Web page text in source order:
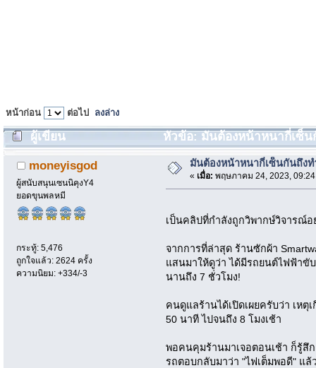
หน้าก่อน ต่อไป ลงล่าง
ผู้เขียน หัวข้อ: มันต้องหน้าหนากี่เซ็น
moneyisgod
ผู้สนับสนุนเซนนิคุงY4
ยอดขุนพลหมี
กระทู้: 5,476
ถูกใจแล้ว: 2624 ครั้ง
ความนิยม: +334/-3
มันต้องหน้าหนากี่เซ็นกันถึงท
« เมื่อ: พฤษภาคม 24, 2023,
เป็นคลิปที่กำลังถูกวิพากษ์วิจารณ์
จากการที่ล่าสุด ร้านซักผ้า
แสนมาให้ดูว่า ได้มีรถยนต์ไฟฟ้าขั
นานถึง 7 ชั่วโมง!
คนดูแลร้านได้เปิดเผยครับว่า เหตุ
50 นาที ไปจนถึง 8 โมงเช้า
พอคนคุมร้านมาเจอตอนเช้า ก็รู้สึก
รถตอบกลับมาว่า "ไฟเต็มพอดี" แล้